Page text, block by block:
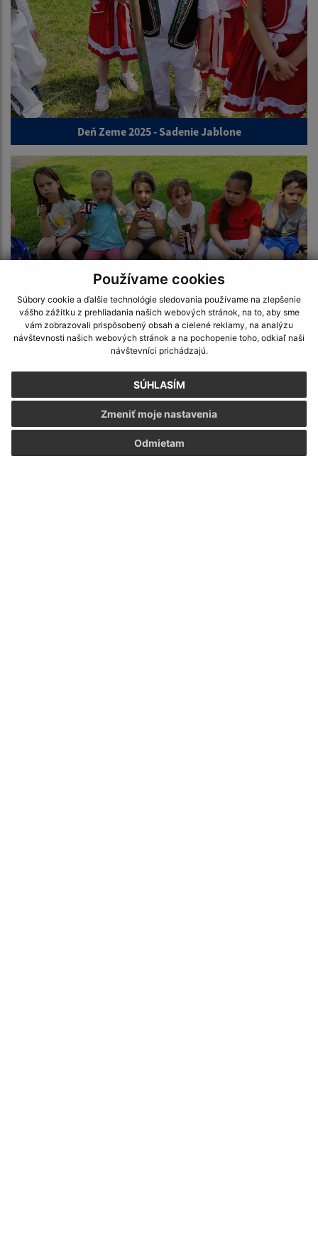
Používame cookies
Súbory cookie a ďalšie technológie sledovania používame na zlepšenie
vášho zážitku z prehliadania našich webových stránok, na to, aby sme
vám zobrazovali prispôsobený obsah a cielené reklamy, na analýzu
návštevnosti našich webových stránok a na pochopenie toho, odkiaľ naši
návštevníci prichádzajú.
SÚHLASÍM
Odmietam
Zmeniť moje nastavenia
Deň Zeme 2025 - Sadenie Jablone
Deň detí 2025